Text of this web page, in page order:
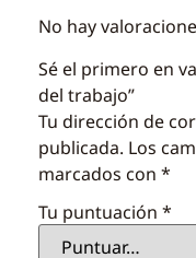
No hay
Sé el primero en
del trabajo”
Tu dirección de
publicada. Los
marcados con *
Tu puntuación *